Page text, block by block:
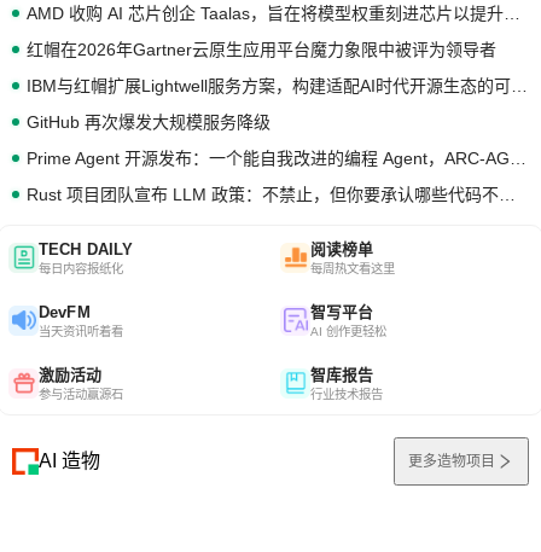
红帽在2026年Gartner云原生应用平台魔力象限中被评为领导者
GitHub 再次爆发大规模服务降级
TECH DAILY
每日内容报纸化
阅读榜单
每周热文看这里
DevFM
当天资讯听着看
智写平台
AI 创作更轻松
激励活动
参与活动赢源石
智库报告
行业技术报告
AI 造物 更多造物项目